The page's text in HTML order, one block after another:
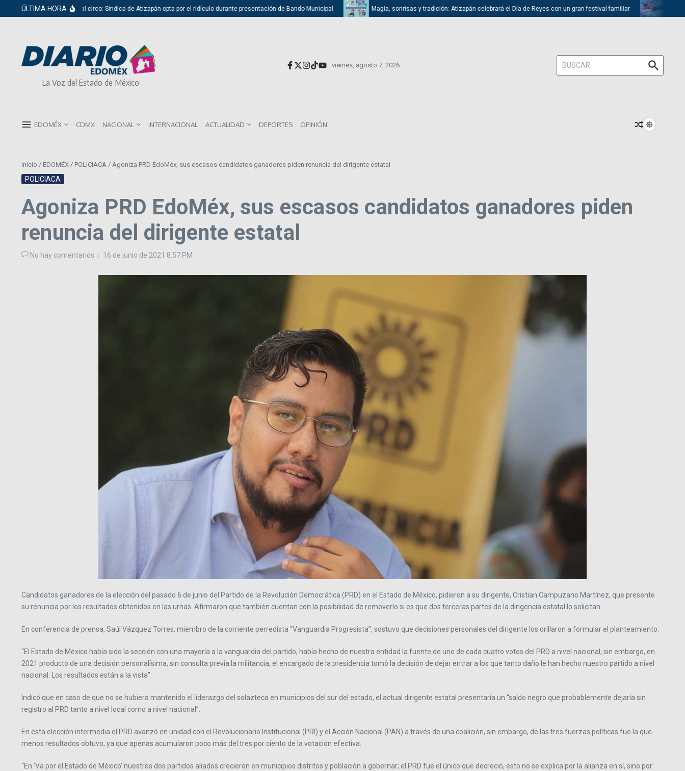
Saltar al contenido
ÚLTIMA HORA
Del cabildo al circo: Síndica de Atizapán opta por el ridículo durante presentación de Bando Municipal Magia, sonrisas y tradición: Atizapán celebrará el Día de Reyes con un gran festival familiar Trump
La Voz del Estado de México
viernes, agosto 7, 2026
Buscar:
EDOMÉX CDMX NACIONAL INTERNACIONAL ACTUALIDAD DEPORTES OPINIÓN
Inicio / EDOMÉX / POLICIACA / Agoniza PRD EdoMéx, sus escasos candidatos ganadores piden renuncia del dirigente estatal
POLICIACA
Agoniza PRD EdoMéx, sus escasos candidatos ganadores piden
renuncia del dirigente estatal
No hay comentarios 16 de junio de 2021 8:57 PM
Candidatos ganadores de la elección del pasado 6 de junio del Partido de la Revolución Democrática (PRD) en el Estado de México, pidieron a su dirigente, Cristian Campuzano Martínez, que presente
su renuncia por los resultados obtenidos en las urnas. Afirmaron que también cuentan con la posibilidad de removerlo si es que dos terceras partes de la dirigencia estatal lo solicitan.
En conferencia de prensa, Saúl Vázquez Torres, miembro de la corriente perredista “Vanguardia Progresista”, sostuvo que decisiones personales del dirigente los orillaron a formular el planteamiento.
“El Estado de México había sido la sección con una mayoría a la vanguardia del partido, había hecho de nuestra entidad la fuente de uno de cada cuatro votos del PRD a nivel nacional, sin embargo, en
2021 producto de una decisión personalísima, sin consulta previa la militancia, el encargado de la presidencia tomó la decisión de dejar entrar a los que tanto daño le han hecho nuestro partido a nivel
nacional. Los resultados están a la vista”.
Indicó que en caso de que no se hubiera mantenido el liderazgo del solazteca en municipios del sur del estado, el actual dirigente estatal presentaría un “saldo negro que probablemente dejaría sin
registro al PRD tanto a nivel local como a nivel nacional”.
En esta elección intermedia el PRD avanzó en unidad con el Revolucionario Institucional (PRI) y el Acción Nacional (PAN) a través de una coalición, sin embargo, de las tres fuerzas políticas fue la que
menos resultados obtuvo, ya que apenas acumularon poco más del tres por ciento de la votación efectiva.
“En ‘Va por el Estado de México’ nuestros dos partidos aliados crecieron en municipios distritos y población a gobernar; el PRD fue el único que decreció, esto no se explica por la alianza en sí, sino por